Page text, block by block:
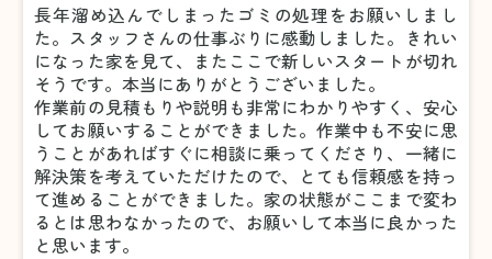
長年溜め込んでしまったゴミの処理をお願いしまし
た。スタッフさんの仕事ぶりに感動しました。きれい
になった家を見て、またここで新しいスタートが切れ
そうです。本当にありがとうございました。
作業前の見積もりや説明も非常にわかりやすく、安心
してお願いすることができました。作業中も不安に思
うことがあればすぐに相談に乗ってくださり、一緒に
解決策を考えていただけたので、とても信頼感を持っ
て進めることができました。家の状態がここまで変わ
るとは思わなかったので、お願いして本当に良かった
と思います。